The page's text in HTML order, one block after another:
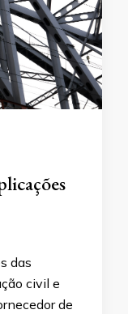
das
civil e
de